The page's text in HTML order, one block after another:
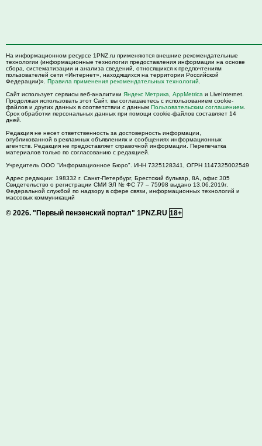
На информационном ресурсе 1PNZ.ru применяются внешние рекомендательные
технологии (информационные технологии предоставления информации на основе
сбора, систематизации и анализа сведений, относящихся к предпочтениям
пользователей сети «Интернет», находящихся на территории Российской
Федерации)». Правила применения рекомендательных технологий
Сайт использует сервисы веб-аналитики Яндекс Метрика AppMetrica и LiveInternet.
Продолжая использовать этот Сайт, вы соглашаетесь с использованием cookie-
файлов и других данных в соответствии с данным Пользовательским соглашением
Срок обработки персональных данных при помощи cookie-файлов составляет 14
дней.
Редакция не несет ответственность за достоверность информации,
опубликованной в рекламных объявлениях и сообщениях информационных
агентств. Редакция не предоставляет справочной информации. Перепечатка
материалов только по согласованию с редакцией.
Учредитель ООО "Информационное Бюро". ИНН 7325128341, ОГРН 1147325002549
Адрес редакции: 198332 г. Санкт-Петербург, Брестский бульвар, 8А, офис 305
Свидетельство о регистрации СМИ ЭЛ № ФС 77 – 75998 выдано 13.06.2019г.
Федеральной службой по надзору в сфере связи, информационных технологий и
массовых коммуникаций
© 2026. "Первый пензенский портал" 1PNZ.RU 18+